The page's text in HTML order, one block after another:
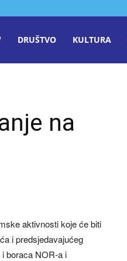
DRUŠTVO KULTURA
na
aktivnosti koje će biti
i predsjedavajućeg
boraca NOR-a i